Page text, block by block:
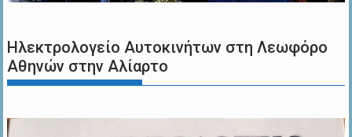
Ηλεκτρολογείο Αυτοκινήτων στη Λεωφόρο
Αθηνών στην Αλίαρτο